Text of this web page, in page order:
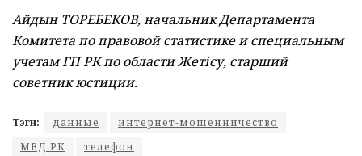
Айдын ТОРЕБЕКОВ, начальник Департамента
Комитета по правовой статистике и специальным
учетам ГП РК по области Жетісу, старший
советник юстиции.
Тэги: данные
интернет-мошенничество
МВД РК
телефон